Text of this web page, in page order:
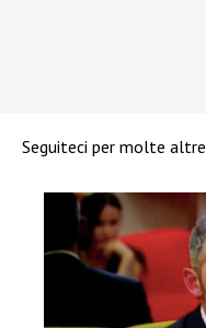
Seguiteci per molte altre